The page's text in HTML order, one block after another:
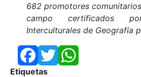
682 promotores
campo certificados
Interculturales de Geografía
Facebook
Twitter
Etiquetas